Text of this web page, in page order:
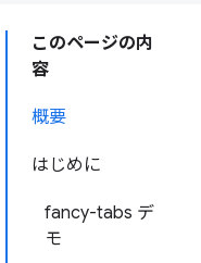
このページの内
容
概要
はじめに
fancy-tabs デ
モ